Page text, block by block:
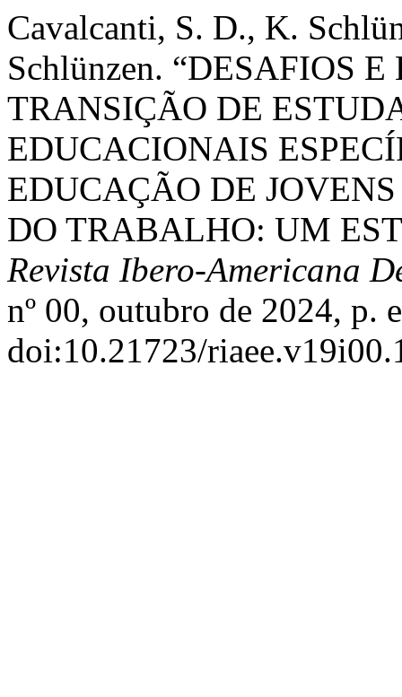
Cavalcanti, S. D., K.
Schlünzen. “DESAFIOS
TRANSIÇÃO DE
EDUCACIONAIS
EDUCAÇÃO DE
DO TRABALHO: UM
Revista Ibero-Americana
nº 00, outubro de 2024, p.
doi:10.21723/